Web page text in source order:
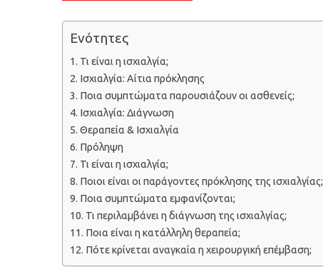
Ενότητες
Τι είναι η ισχιαλγία;
Ισχιαλγία: Αίτια πρόκλησης
Ποια συμπτώματα παρουσιάζουν οι ασθενείς;
Ισχιαλγία: Διάγνωση
Θεραπεία & Ισχιαλγία
Πρόληψη
Τι είναι η ισχιαλγία;
Ποιοι είναι οι παράγοντες πρόκλησης της ισχιαλγίας;
Ποια συμπτώματα εμφανίζονται;
Τι περιλαμβάνει η διάγνωση της ισχιαλγίας;
Ποια είναι η κατάλληλη θεραπεία;
Πότε κρίνεται αναγκαία η χειρουργική επέμβαση;